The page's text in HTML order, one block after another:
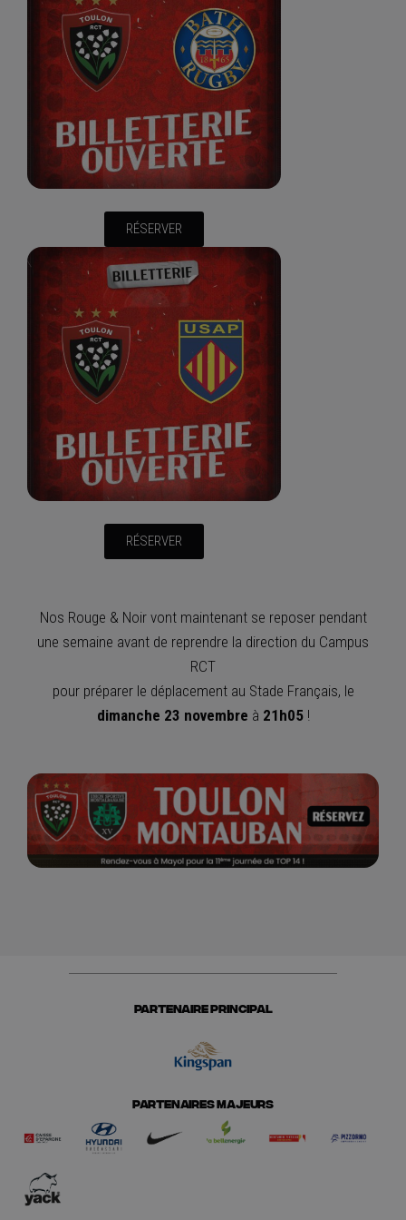
RÉSERVER
RÉSERVER
Nos Rouge & Noir vont maintenant se reposer pendant
une semaine avant de reprendre la direction du Campus
RCT
pour préparer le déplacement au Stade Français, le
dimanche 23 novembre à 21h05!
PARTENAIRE PRINCIPAL
PARTENAIRES MAJEURS